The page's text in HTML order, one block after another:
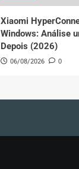
Xiaomi
Windows: Análise
Depois (2026)
06/08/2026 0